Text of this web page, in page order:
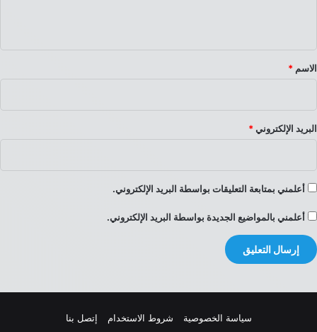
*
الاسم *
البريد الإلكتروني *
أعلمني بمتابعة التعليقات بواسطة البريد الإلكتروني.
أعلمني بالمواضيع الجديدة بواسطة البريد الإلكتروني.
سياسة الخصوصية شروط الاستخدام إتصل بنا